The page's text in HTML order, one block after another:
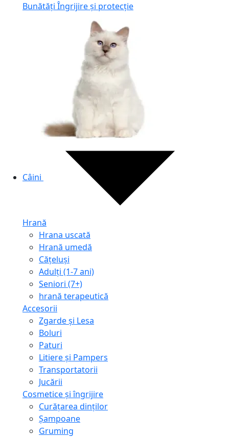
Bunătăți Îngrijire și protecție
Câini
Hrană
Hrana uscată
Hrană umedă
Cățeluși
Adulți (1-7 ani)
Seniori (7+)
hrană terapeutică
Accesorii
Zgarde și Lesa
Boluri
Paturi
Litiere și Pampers
Transportatorii
Jucării
Cosmetice și îngrijire
Curățarea dinților
Șampoane
Gruming